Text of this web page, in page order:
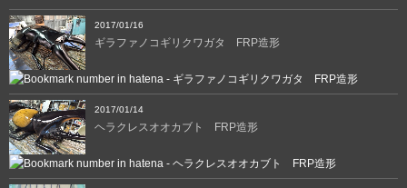
2017/01/16
ギラファノコギリクワガタ FRP造形
2017/01/14
ヘラクレスオオカブト FRP造形